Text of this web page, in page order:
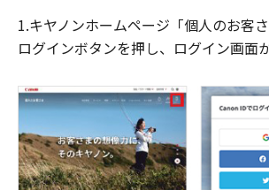
1.キヤノンホームページ「個人のお客
ログインボタンを押し、ログイン画面